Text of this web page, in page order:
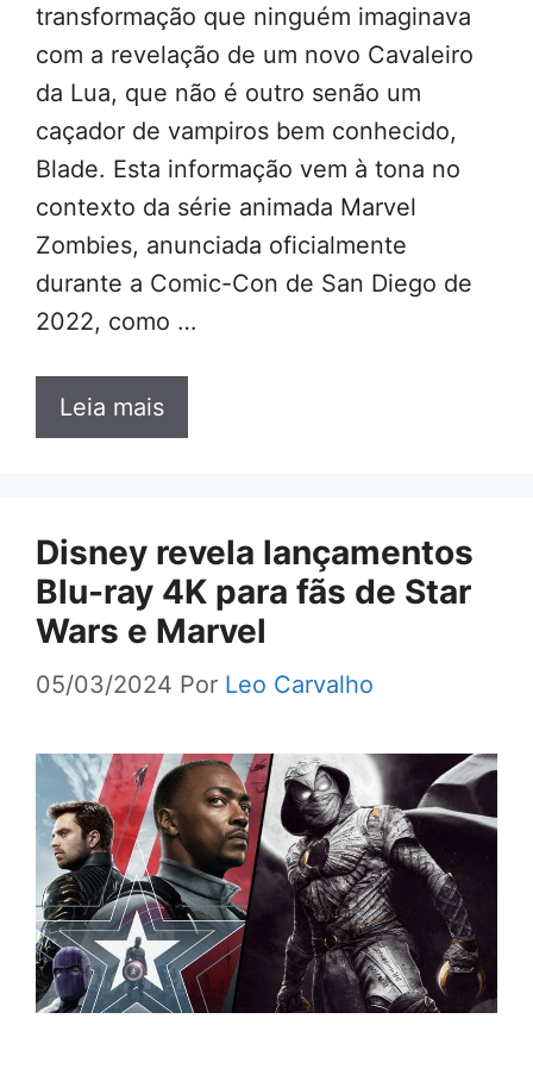
transformação que ninguém imaginava
com a revelação de um novo Cavaleiro
da Lua, que não é outro senão um
caçador de vampiros bem conhecido,
Blade. Esta informação vem à tona no
contexto da série animada Marvel
Zombies, anunciada oficialmente
durante a Comic-Con de San Diego de
2022, como …
Leia mais
Disney revela lançamentos
Blu-ray 4K para fãs de Star
Wars e Marvel
05/03/2024 Por Leo Carvalho